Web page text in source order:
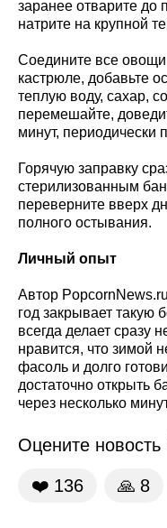
заранее отварите до
натрите на крупной
Соедините все
кастрюле, добавьте
теплую воду, сахар,
перемешайте,
минут, периодически
Горячую заправку
стерилизованным
переверните вверх
полного остывания.
Личный опыт
Автор
год закрывает такую
всегда делает сразу
нравится, что зимой
фасоль и долго
достаточно открыть
через несколько
Оцените новость
❤️ 136 🙏 8